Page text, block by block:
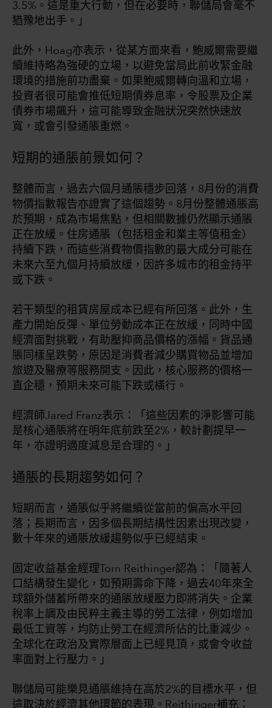
3.5%。這是重大行動，但在必要時，聯儲局會毫不
猶豫地出手。」
此外，Hoag亦表示，從某方面來看，鮑威爾需要繼
續維持略為強硬的立場，以避免當局此前收緊金融
環境的措施前功盡棄。如果鮑威爾轉向溫和立場，
投資者很可能會推低短期債券息率，令股票及企業
債券市場飆升，這可能導致金融狀況突然快速放
寬，或會引發通脹重燃。
短期的通脹前景如何？
整體而言，過去六個月通脹穩步回落，8月份的消費
物價指數報告亦證實了這個趨勢。8月份整體通脹高
於預期，成為市場焦點，但相關數據仍然顯示通脹
正在放緩。住房通脹（包括租金和業主等值租金）
持續下跌，而這些消費物價指數的最大成分可能在
未來六至九個月持續放緩，因許多城市的租金持平
或下跌。
若干類型的租賃房屋成本已經有所回落。此外，生
產力開始反彈、單位勞動成本正在放緩，同時中國
經濟面對挑戰，有助壓抑商品價格的漲幅。貨品通
脹同樣呈跌勢，原因是消費者減少購買物品並增加
旅遊及醫療等服務開支。因此，核心服務的價格一
直企穩，預期未來可能下跌或橫行。
經濟師Jared Franz表示：「這些因素的淨影響可能
是核心通脹將在明年底前跌至2%，較計劃提早一
年，亦證明適度減息是合理的。」
通脹的長期趨勢如何？
短期而言，通脹似乎將繼續從當前的偏高水平回
落；長期而言，因多個長期結構性因素出現改變，
數十年來的通脹放緩趨勢似乎已經結束。
固定收益基金經理Tom Reithinger認為：「隨著人
口結構發生變化，如預期壽命下降，過去40年來全
球額外儲蓄所帶來的通脹放緩壓力即將消失。企業
稅率上調及由民粹主義主導的勞工法律，例如增加
最低工資等，均防止勞工在經濟所佔的比重減少。
全球化在政治及實際層面上已經見頂，或會令收益
率面對上行壓力。」
聯儲局可能樂見通脹維持在高於2%的目標水平，但
這取決於經濟其他環節的表現。Reithinger補充：